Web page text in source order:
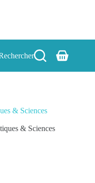
Panier
& Sciences